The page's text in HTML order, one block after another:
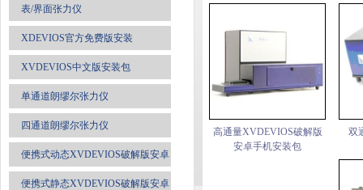
表/界面张力仪
XDEVIOS官方免费版安装
XVDEVIOS中文版安装包
单通道朗缪尔张力仪
四通道朗缪尔张力仪
便携式动态XVDEVIOS破解版安卓
手机安装包
便携式静态XVDEVIOS破解版安卓
高通量XVDEVIOS破解版
安卓手机安装包
双